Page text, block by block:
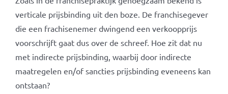
verticale prijsbinding uit den boze. De franchisegever
die een frachisenemer dwingend een verkoopprijs
voorschrijft gaat dus over de schreef. Hoe zit dat nu
met indirecte prijsbinding, waarbij door indirecte
maatregelen en/of sancties prijsbinding eveneens kan
ontstaan?